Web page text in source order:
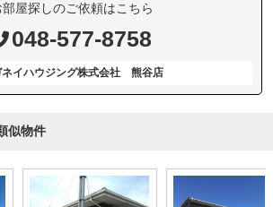
部屋探しのご依頼はこちら
048-577-8758
ネイハウジング株式会社 熊谷店
似物件